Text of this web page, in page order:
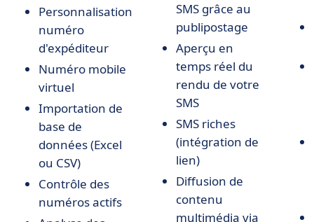
Personnalisation
numéro
d'expéditeur
Numéro mobile
virtuel
Importation de
base de
données (Excel
ou CSV)
Contrôle des
numéros actifs
SMS grâce au
publipostage
Aperçu en
temps réel du
rendu de votre
SMS
SMS riches
(intégration de
lien)
Diffusion de
contenu
multimédia via